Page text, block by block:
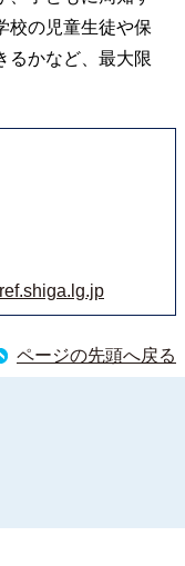
校の児童生徒や保
るかなど、最大限
ページの先頭へ戻る